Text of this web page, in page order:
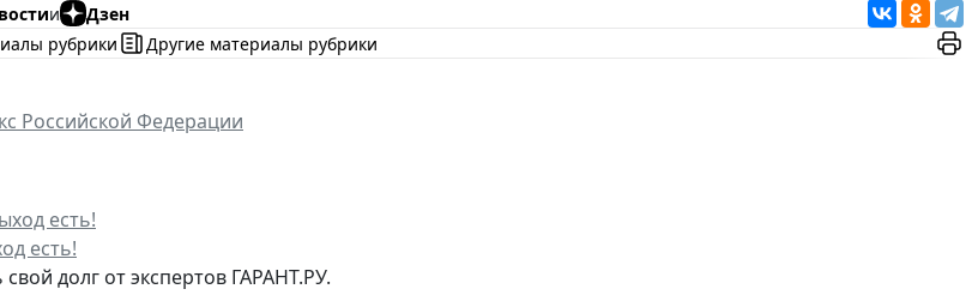
и
Дзен
рубрики
Другие материалы рубрики
Российской Федерации
есть!
долг от экспертов ГАРАНТ.РУ.